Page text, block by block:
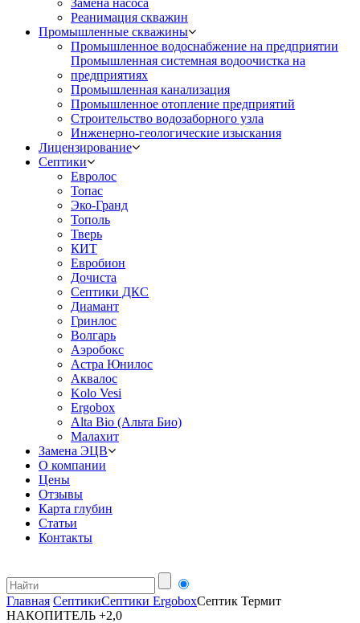
Замена насоса
Реанимация скважин
Промышленные скважины
Промышленное водоснабжение на предприятии
Промышленная системная водоочистка на
предприятиях
Промышленная канализация
Промышленное отопление предприятий
Cтроительство водозаборного узла
Инженерно-геологические изыскания
Лицензирование
Септики
Евролос
Топас
Эко-Гранд
Тополь
Тверь
КИТ
Евробион
Дочиста
Септики ДКС
Диамант
Гринлос
Волгарь
Аэробокс
Астра Юнилос
Аквалос
Kolo Vesi
Ergobox
Alta Bio (Альта Био)
Малахит
Замена ЭЦВ
О компании
Цены
Отзывы
Карта глубин
Статьи
Контакты
Главная СептикиСептики ErgoboxСептик Термит
НАКОПИТЕЛЬ +2,0